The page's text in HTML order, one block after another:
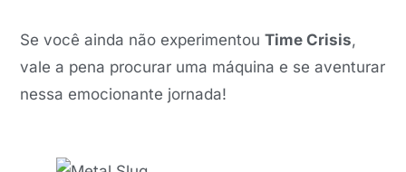
Se você ainda não experimentouTime Crisis,
vale a pena procurar uma máquina e se aventurar
nessa emocionante jornada!